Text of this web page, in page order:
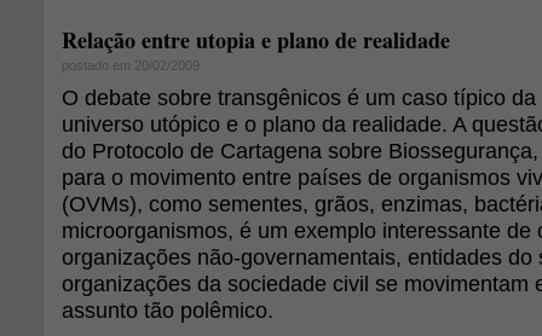
Relação entre utopia e plano de realidade
postado em 20/02/2009
O debate sobre transgênicos é um caso típico
universo utópico e o plano da realidade. A
do Protocolo de Cartagena sobre
para o movimento entre países de organismos
(OVMs), como sementes, grãos, enzimas,
microorganismos, é um exemplo interessante de
organizações não-governamentais, entidades do
organizações da sociedade civil se movimentam
assunto tão polêmico.